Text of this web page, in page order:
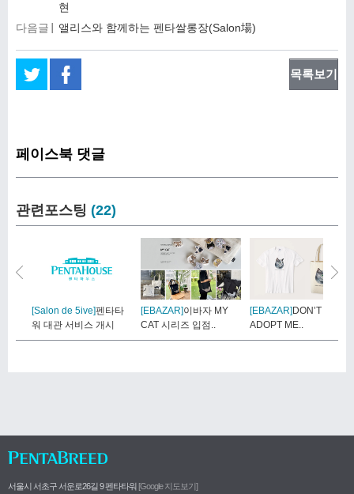
현
다음글
앨리스와 함께하는 펜타쌀롱장(Salon場)
목록보기
페이스북 댓글
관련포스팅 (22)
[Salon de 5ive]펜타타
워 대관 서비스 개시
[EBAZAR]이바자 MY
CAT 시리즈 입점..
[EBAZAR] DON’T BUY,
ADOPT ME..
서울시 서초구 서운로26길 9 펜타타워 [Google 지도보기]